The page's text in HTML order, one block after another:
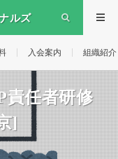
ルズ
入会案内 組織紹介
責任者研修
]